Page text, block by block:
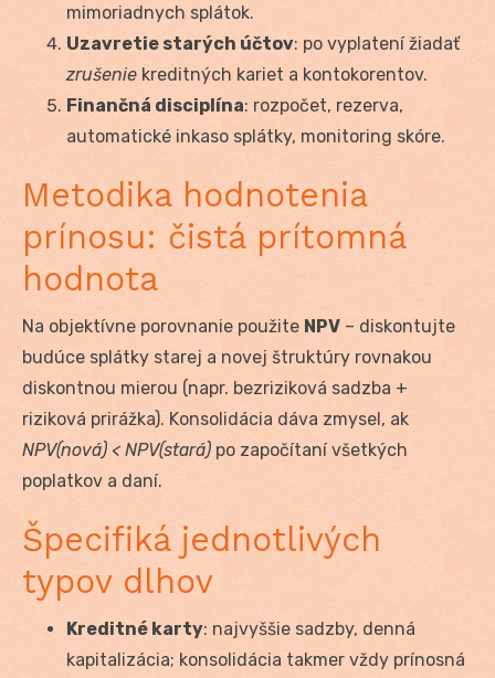
mimoriadnych splátok.
Uzavretie starých účtov: po vyplatení žiadať
zrušenie kreditných kariet a kontokorentov.
Finančná disciplína: rozpočet, rezerva,
automatické inkaso splátky, monitoring skóre.
Metodika hodnotenia
prínosu: čistá prítomná
hodnota
Na objektívne porovnanie použite NPV – diskontujte
budúce splátky starej a novej štruktúry rovnakou
diskontnou mierou (napr. bezriziková sadzba +
riziková prirážka). Konsolidácia dáva zmysel, ak
NPV(nová) < NPV(stará) po započítaní všetkých
poplatkov a daní.
Špecifiká jednotlivých
typov dlhov
Kreditné karty: najvyššie sadzby, denná
kapitalizácia; konsolidácia takmer vždy prínosná